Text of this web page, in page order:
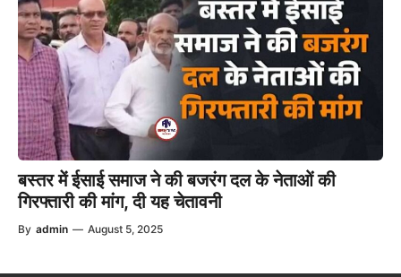
बस्तर में ईसाई समाज ने की बजरंग दल के नेताओं की
गिरफ्तारी की मांग, दी यह चेतावनी
By admin — August 5, 2025